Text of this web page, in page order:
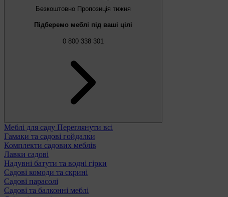
Безкоштовно Пропозиція тижня
Підберемо меблі під ваші цілі
0 800 338 301
Меблі для саду Переглянути всі
Гамаки та садові гойдалки
Комплекти садових меблів
Лавки садові
Надувні батути та водні гірки
Садові комоди та скрині
Садові парасолі
Садові та балконні меблі